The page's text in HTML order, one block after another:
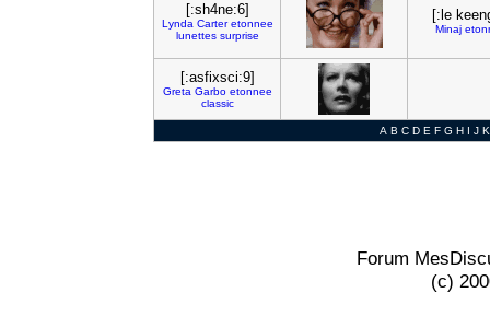
[:sh4ne:6]
Lynda Carter etonnee
lunettes surprise
[:le
Minaj
[:asfixsci:9]
Greta Garbo etonnee
classic
A B C D E F G H I J K
Forum
(c)